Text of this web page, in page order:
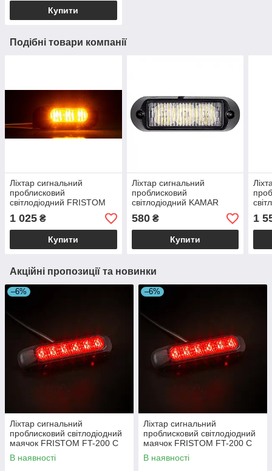
Купити
Подібні товари компанії
Ліхтар сигнальний
проблисковий
світлодіодний FRISTOM
1 025 ₴
Купити
Ліхтар сигнальний
проблисковий
світлодіодний KAMAR
580₴
Купити
1
Акційні пропозиції та новинки
–6%
Ліхтар сигнальний
проблисковий світлодіодний
маячок FRISTOM FT-200 C
LED червоний
В наявності
–6%
Ліхтар сигнальний
проблисковий світлодіодний
маячок FRISTOM FT-200 C
LED DARK червоний
В наявності